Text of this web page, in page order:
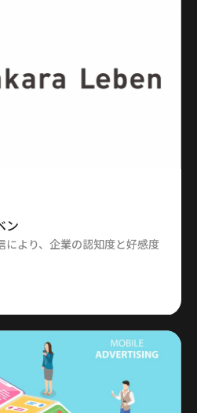
ン
により、企業の認知度と好感度